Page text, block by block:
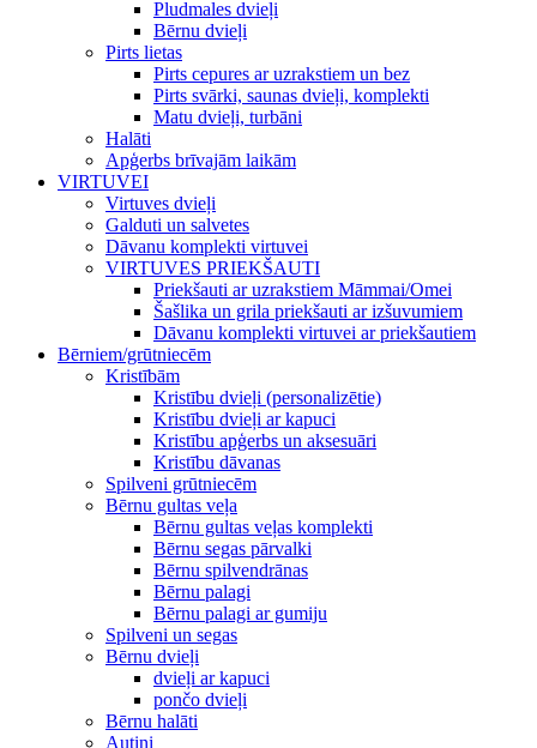
Pludmales dvieļi
Bērnu dvieļi
Pirts lietas
Pirts cepures ar uzrakstiem un bez
Pirts svārki, saunas dvieļi, komplekti
Matu dvieļi, turbāni
Halāti
Apģerbs brīvajām laikām
VIRTUVEI
Virtuves dvieļi
Galduti un salvetes
Dāvanu komplekti virtuvei
VIRTUVES PRIEKŠAUTI
Priekšauti ar uzrakstiem Māmmai/Omei
Šašlika un grila priekšauti ar izšuvumiem
Dāvanu komplekti virtuvei ar priekšautiem
Bērniem/grūtniecēm
Kristībām
Kristību dvieļi (personalizētie)
Kristību dvieļi ar kapuci
Kristību apģerbs un aksesuāri
Kristību dāvanas
Spilveni grūtniecēm
Bērnu gultas veļa
Bērnu gultas veļas komplekti
Bērnu segas pārvalki
Bērnu spilvendrānas
Bērnu palagi
Bērnu palagi ar gumiju
Spilveni un segas
Bērnu dvieļi
dvieļi ar kapuci
pončo dvieļi
Bērnu halāti
Autiņi